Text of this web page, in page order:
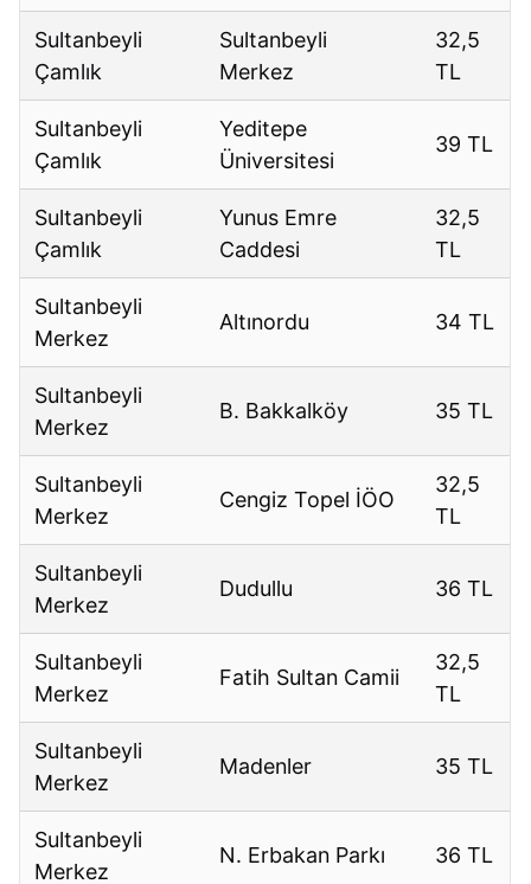
Sultanbeyli
Çamlık
Sultanbeyli
Merkez
32,5
TL
Sultanbeyli
Çamlık
Yeditepe
Üniversitesi
39 TL
Sultanbeyli
Çamlık
Yunus Emre
Caddesi
32,5
TL
Sultanbeyli
Merkez
Altınordu 34 TL
Sultanbeyli
Merkez
B. Bakkalköy 35 TL
Sultanbeyli
Merkez
Cengiz Topel İÖO
32,5
TL
Sultanbeyli
Merkez
Dudullu 36 TL
Sultanbeyli
Merkez
Fatih Sultan Camii
32,5
TL
Sultanbeyli
Merkez
Madenler 35 TL
Sultanbeyli
Merkez
N. Erbakan Parkı 36 TL